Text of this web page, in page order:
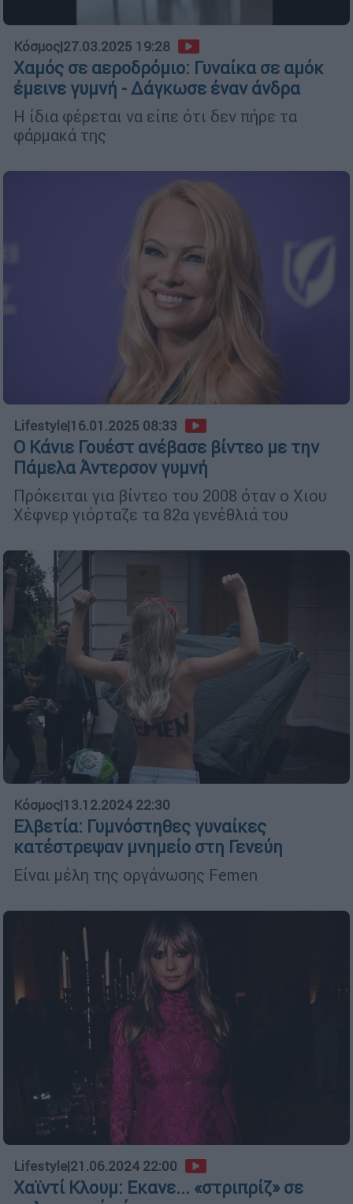
Κόσμος|27.03.2025 19:28
Χαμός σε αεροδρόμιο: Γυναίκα σε αμόκ
έμεινε γυμνή - Δάγκωσε έναν άνδρα
Η ίδια φέρεται να είπε ότι δεν πήρε τα
φάρμακά της
Lifestyle|16.01.2025 08:33
Ο Κάνιε Γουέστ ανέβασε βίντεο με την
Πάμελα Άντερσον γυμνή
Πρόκειται για βίντεο του 2008 όταν ο Χιου
Χέφνερ γιόρταζε τα 82α γενέθλιά του
Κόσμος|13.12.2024 22:30
Ελβετία: Γυμνόστηθες γυναίκες
κατέστρεψαν μνημείο στη Γενεύη
Είναι μέλη της οργάνωσης Femen
Lifestyle|21.06.2024 22:00
Χαϊντί Κλουμ: Εκανε... «στριπρίζ» σε